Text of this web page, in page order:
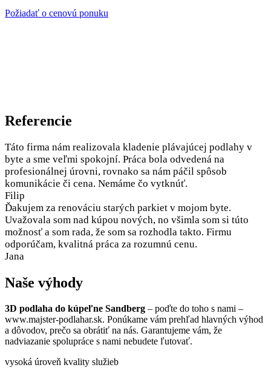
Požiadať o cenovú ponuku
Referencie
Táto firma nám realizovala kladenie plávajúcej podlahy v
byte a sme veľmi spokojní. Práca bola odvedená na
profesionálnej úrovni, rovnako sa nám páčil spôsob
komunikácie či cena. Nemáme čo vytknúť.
Filip
Ďakujem za renováciu starých parkiet v mojom byte.
Uvažovala som nad kúpou nových, no všimla som si túto
možnosť a som rada, že som sa rozhodla takto. Firmu
odporúčam, kvalitná práca za rozumnú cenu.
Jana
Naše výhody
3D podlaha do kúpeľne Sandberg – poďte do toho s nami –
www.majster-podlahar.sk. Ponúkame vám prehľad hlavných výhod
a dôvodov, prečo sa obrátiť na nás. Garantujeme vám, že
nadviazanie spolupráce s nami nebudete ľutovať.
vysoká úroveň kvality služieb